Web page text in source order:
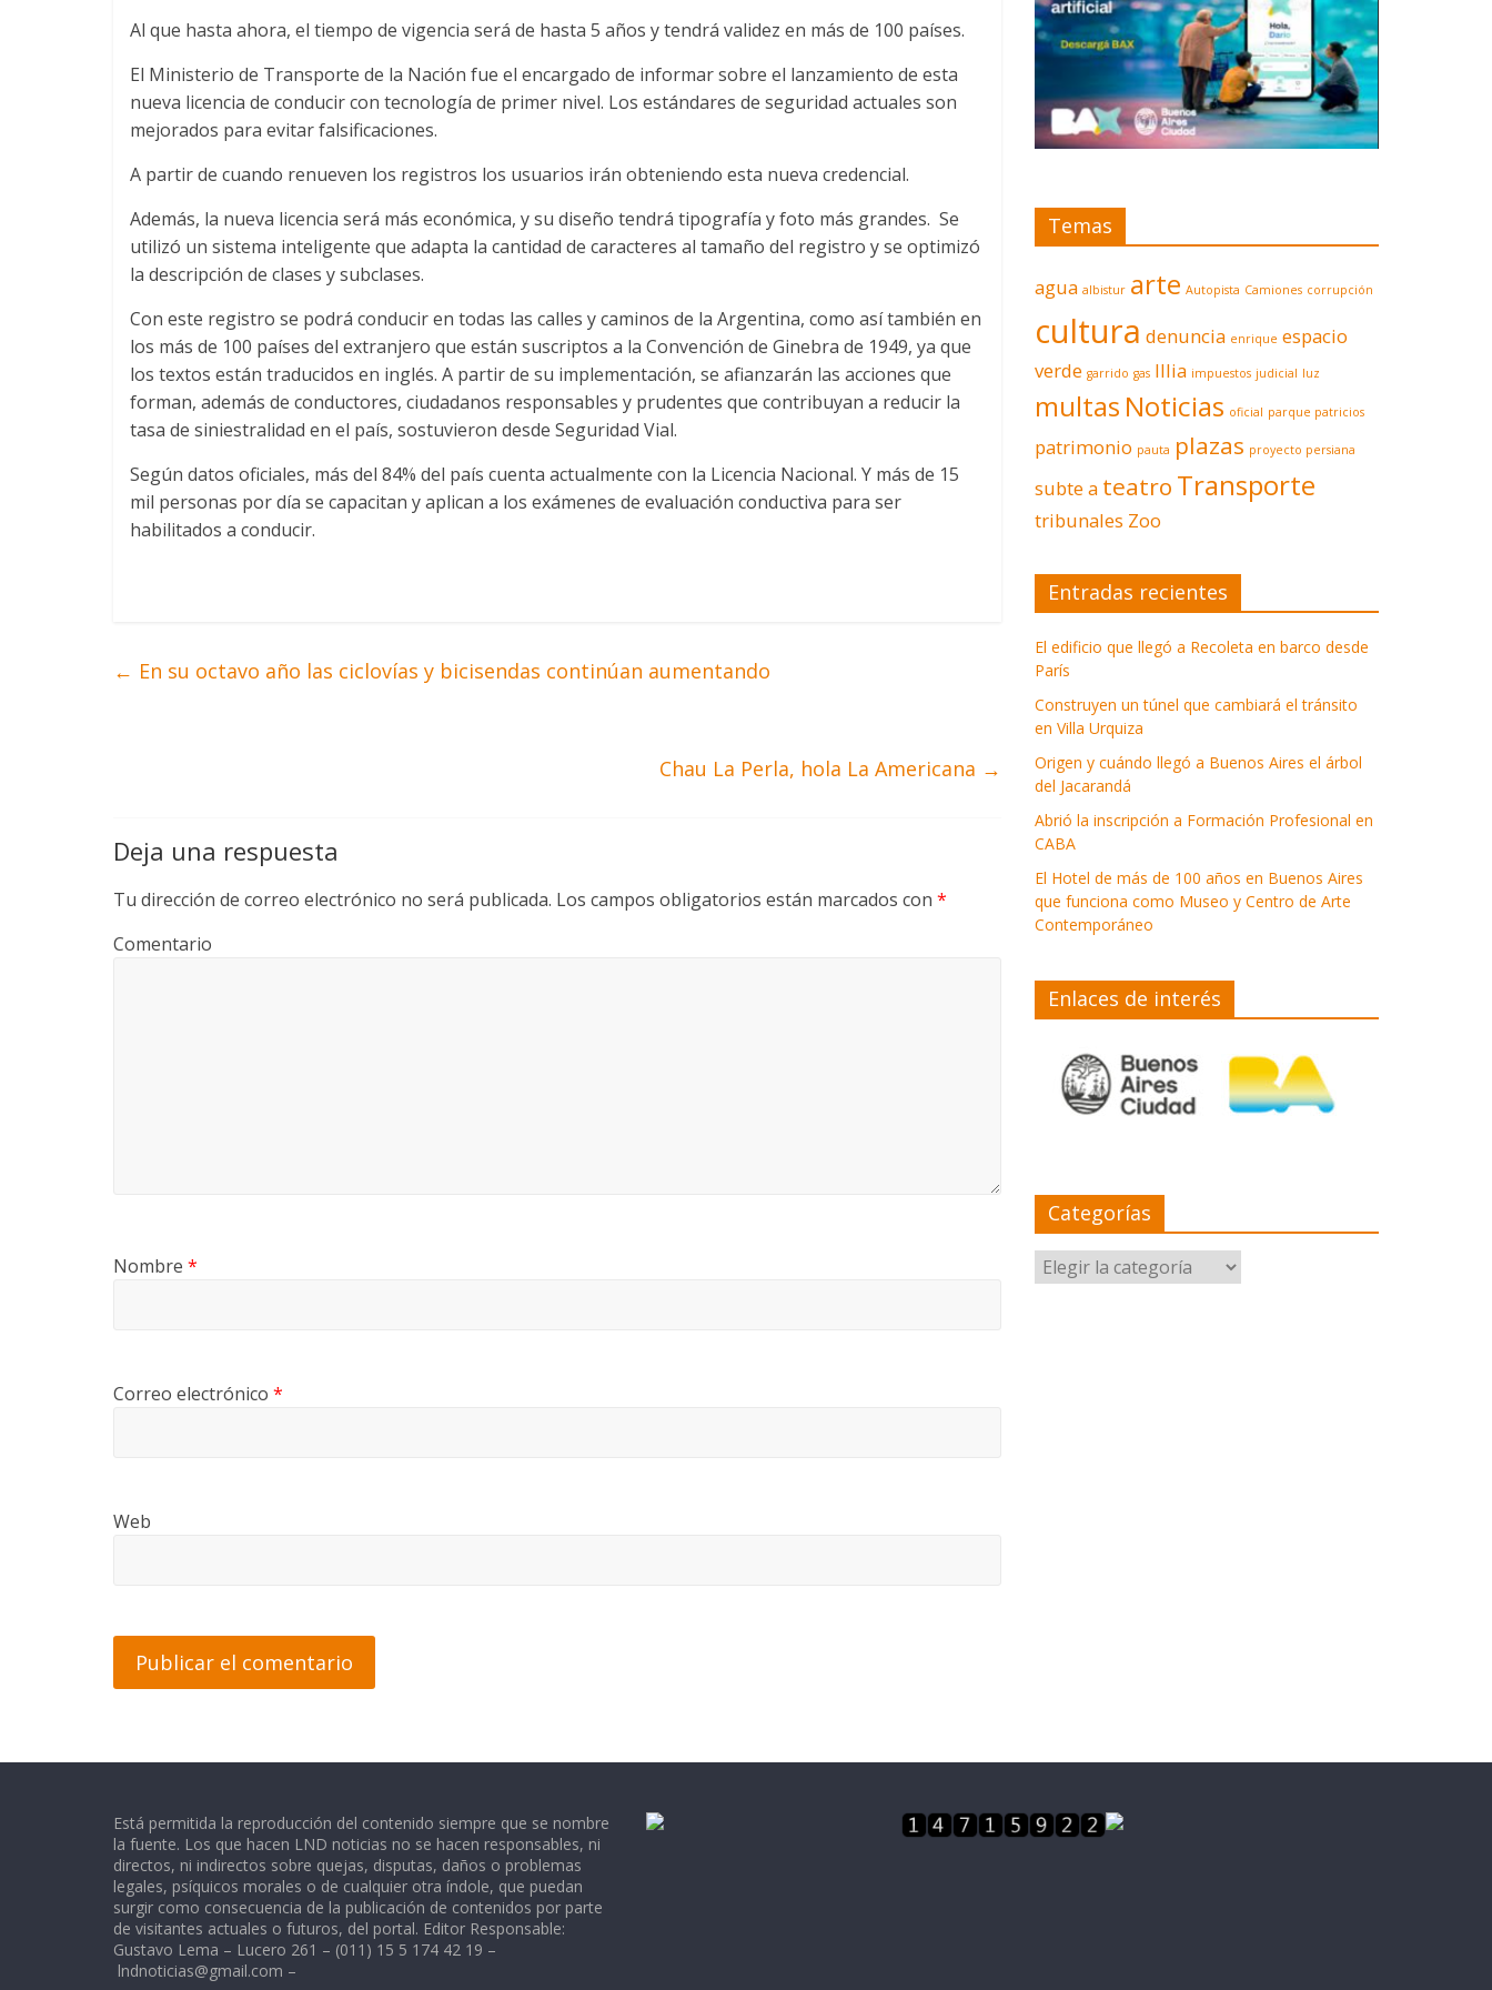
Al que hasta ahora, el tiempo de vigencia será de hasta 5 años y tendrá validez en más de 100 países.
El Ministerio de Transporte de la Nación fue el encargado de informar sobre el lanzamiento de esta
nueva licencia de conducir con tecnología de primer nivel. Los estándares de seguridad actuales son
mejorados para evitar falsificaciones.
A partir de cuando renueven los registros los usuarios irán obteniendo esta nueva credencial.
Además, la nueva licencia será más económica, y su diseño tendrá tipografía y foto más grandes. Se
utilizó un sistema inteligente que adapta la cantidad de caracteres al tamaño del registro y se optimizó
la descripción de clases y subclases.
Con este registro se podrá conducir en todas las calles y caminos de la Argentina, como así también en
los más de 100 países del extranjero que están suscriptos a la Convención de Ginebra de 1949, ya que
los textos están traducidos en inglés. A partir de su implementación, se afianzarán las acciones que
forman, además de conductores, ciudadanos responsables y prudentes que contribuyan a reducir la
tasa de siniestralidad en el país, sostuvieron desde Seguridad Vial.
Según datos oficiales, más del 84% del país cuenta actualmente con la Licencia Nacional. Y más de 15
mil personas por día se capacitan y aplican a los exámenes de evaluación conductiva para ser
habilitados a conducir.
← En su octavo año las ciclovías y bicisendas continúan aumentando
Chau La Perla, hola La Americana →
Deja una respuesta
Tu dirección de correo electrónico no será publicada. Los campos obligatorios están marcados con *
Comentario
Nombre *
Correo electrónico *
Web
Temas
agua albistur arte Autopista Camiones corrupción
cultura denuncia enrique espacio
verde garrido gas Illia impuestos judicial luz
multas Noticias oficial parque patricios
patrimonio pauta plazas proyecto persiana
subte a teatro Transporte
tribunales Zoo
Entradas recientes
El edificio que llegó a Recoleta en barco desde
París
Construyen un túnel que cambiará el tránsito
en Villa Urquiza
Origen y cuándo llegó a Buenos Aires el árbol
del Jacarandá
Abrió la inscripción a Formación Profesional en
CABA
El Hotel de más de 100 años en Buenos Aires
que funciona como Museo y Centro de Arte
Contemporáneo
Enlaces de interés
Categorías
Categorías
Está permitida la reproducción del contenido siempre que se nombre
la fuente. Los que hacen LND noticias no se hacen responsables, ni
directos, ni indirectos sobre quejas, disputas, daños o problemas
legales, psíquicos morales o de cualquier otra índole, que puedan
surgir como consecuencia de la publicación de contenidos por parte
de visitantes actuales o futuros, del portal. Editor Responsable:
Gustavo Lema – Lucero 261 – (011) 15 5 174 42 19 –
lndnoticias@gmail.com –